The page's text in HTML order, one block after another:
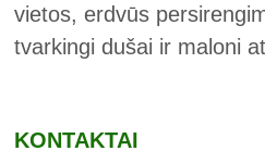
vietos, erdvūs
tvarkingi dušai ir maloni
KONTAKTAI